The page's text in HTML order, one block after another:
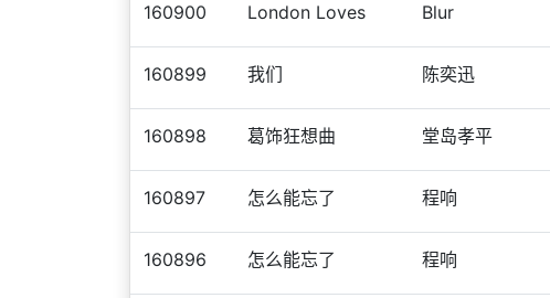
160900 London Loves Blur
160899 我们 陈奕迅
160898 葛饰狂想曲 堂岛孝平
160897 怎么能忘了 程响
160896 怎么能忘了 程响